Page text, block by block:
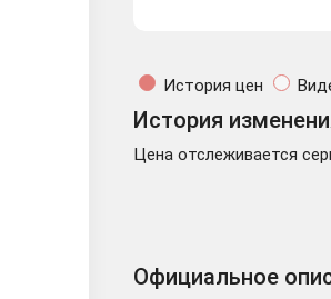
История цен
История
Цена отслеживается
Официальное